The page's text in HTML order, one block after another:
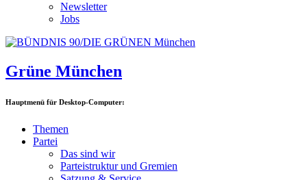
Newsletter
Jobs
Grüne München
Hauptmenü für Desktop-Computer:
Themen
Partei
Das sind wir
Parteistruktur und Gremien